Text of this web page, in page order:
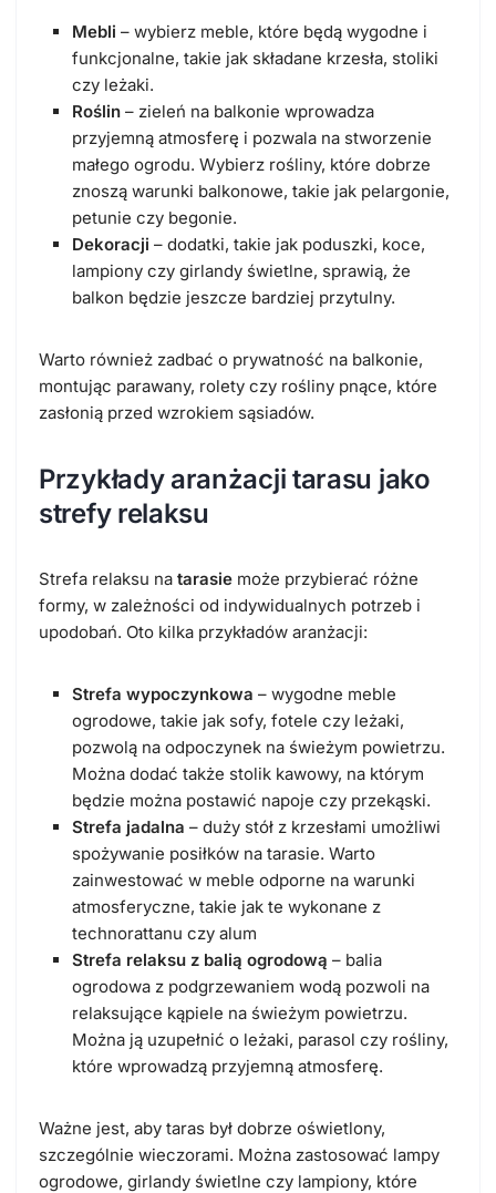
Mebli – wybierz meble, które będą wygodne i
funkcjonalne, takie jak składane krzesła, stoliki
czy leżaki.
Roślin – zieleń na balkonie wprowadza
przyjemną atmosferę i pozwala na stworzenie
małego ogrodu. Wybierz rośliny, które dobrze
znoszą warunki balkonowe, takie jak pelargonie,
petunie czy begonie.
Dekoracji – dodatki, takie jak poduszki, koce,
lampiony czy girlandy świetlne, sprawią, że
balkon będzie jeszcze bardziej przytulny.
Warto również zadbać o prywatność na balkonie,
montując parawany, rolety czy rośliny pnące, które
zasłonią przed wzrokiem sąsiadów.
Przykłady aranżacji tarasu jako
strefy relaksu
Strefa relaksu na tarasie może przybierać różne
formy, w zależności od indywidualnych potrzeb i
upodobań. Oto kilka przykładów aranżacji:
Strefa wypoczynkowa – wygodne meble
ogrodowe, takie jak sofy, fotele czy leżaki,
pozwolą na odpoczynek na świeżym powietrzu.
Można dodać także stolik kawowy, na którym
będzie można postawić napoje czy przekąski.
Strefa jadalna – duży stół z krzesłami umożliwi
spożywanie posiłków na tarasie. Warto
zainwestować w meble odporne na warunki
atmosferyczne, takie jak te wykonane z
technorattanu czy alum
Strefa relaksu z balią ogrodową – balia
ogrodowa z podgrzewaniem wodą pozwoli na
relaksujące kąpiele na świeżym powietrzu.
Można ją uzupełnić o leżaki, parasol czy rośliny,
które wprowadzą przyjemną atmosferę.
Ważne jest, aby taras był dobrze oświetlony,
szczególnie wieczorami. Można zastosować lampy
ogrodowe, girlandy świetlne czy lampiony, które